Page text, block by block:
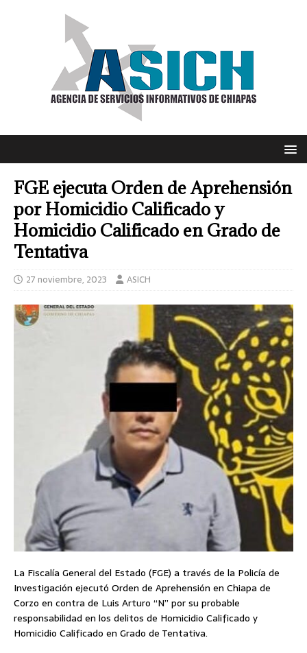
FGE ejecuta Orden de Aprehensión
por Homicidio Calificado y
Homicidio Calificado en Grado de
Tentativa
27 noviembre, 2023 ASICH
La Fiscalía General del Estado (FGE) a través de la Policía de
Investigación ejecutó Orden de Aprehensión en Chiapa de
Corzo en contra de Luis Arturo “N” por su probable
responsabilidad en los delitos de Homicidio Calificado y
Homicidio Calificado en Grado de Tentativa.